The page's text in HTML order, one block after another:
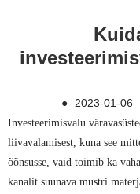
● 2023-01-06
Investeerimisvalu
liivavalamisest, kuna see
õõnsusse, vaid toimib ka
kanalit suunava mustri